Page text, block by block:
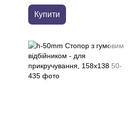
Купити